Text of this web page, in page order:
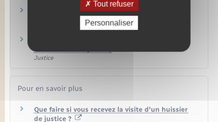
Recouvrement de dettes en France : injonction
de payer et procédure simplifiée
commissaire de justice)
Justice
Pour en savoir plus
Que faire si vous recevez la visite d'un huissier
de justice ?
Tout refuser
Personnaliser